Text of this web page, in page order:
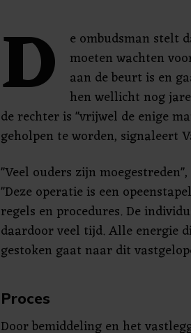
D
e ombudsman stelt
moeten wachten
aan de beurt is en
hen wellicht nog
de rechter is "vrijwel de enige
geholpen te worden, signaleert
"Veel ouders zijn
"Deze operatie is een
regels en procedures. De
daardoor veel tijd. Alle energie
gestoken gaat naar dit
Proces
Door bemiddeling en het